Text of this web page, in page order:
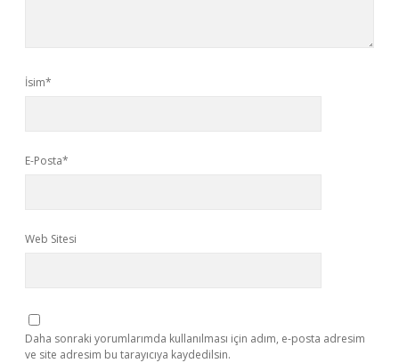
İsim*
E-Posta*
Web Sitesi
Daha sonraki yorumlarımda kullanılması için adım, e-posta adresim
ve site adresim bu tarayıcıya kaydedilsin.